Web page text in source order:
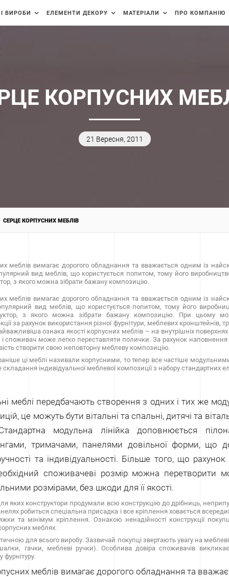
ВИРОБИ ЕЛЕМЕНТИ ДЕКОРУ МАТЕРІАЛИ ПРО КОМПАНІЮ
КОРПУСНИХ
21 Вересня, 2011
СЕРЦЕ КОРПУСНИХ МЕБЛІВ
меблів вимагає дорогого обладнання та вважається одним із
вид меблів, що користується попитом, тому його
з якого можна зібрати бажану композицію.
меблів вимагає дорогого обладнання та вважається одним із
вид меблів, що користується попитом, тому його
з якого можна зібрати бажану композицію. При цьому
за рахунок використання різної фурнітури, меблевих кронштейнів,
ознака якості корпусних меблів – на внутрішніх
споживач може легко переставляти полички. За рахунок
створити свою неповторну меблеву композицію.
ці меблі називали корпусними, то тепер все частіше
індивідуальної меблевої композиції з набору стандартних
меблі передбачають створення з одних і тих же
це можуть бути вітальні та спальні, дитячі та
модульна лінійка доповнюється
тримачами, панелями довільної форми, що
та індивідуальності. Більше того, що
споживачеві розмір можна перетворити
розмірами, без шкоди для її якості.
яких конструктори продумали всю конструкцію до дрібниць,
робиться спеціальна присадка і все кріплення ховається
та мінімум кріплення. Ознакою ненадійності конструкції
меблях.
для всього виробу. Зазвичай покупці звертають увагу на меблеві
гачки, меблеві ручки). Особлива довіра споживачів
фурнітуру.
меблів вимагає дорогого обладнання та